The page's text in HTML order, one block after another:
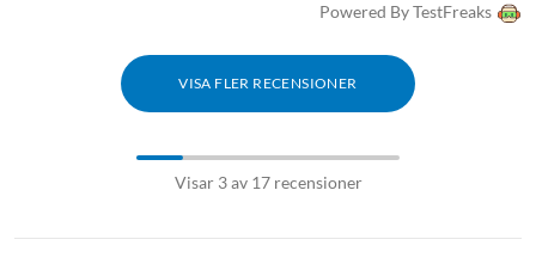
Powered By TestFreaks
VISA FLER RECENSIONER
Visar 3 av 17 recensioner